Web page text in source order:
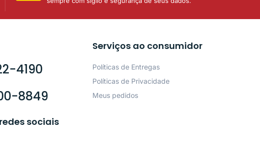
4190
8849
sociais
Serviços ao consumidor
Políticas de Entregas
Políticas de Privacidade
Meus pedidos